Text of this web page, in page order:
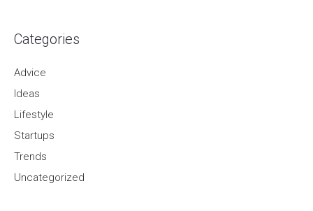
Categories
Advice
Ideas
Lifestyle
Startups
Trends
Uncategorized